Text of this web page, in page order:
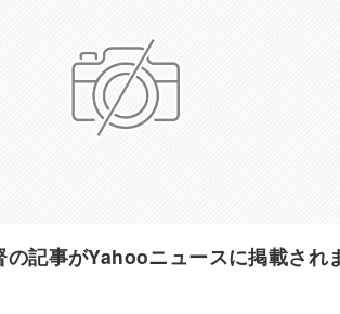
の記事がYahooニュースに掲載され